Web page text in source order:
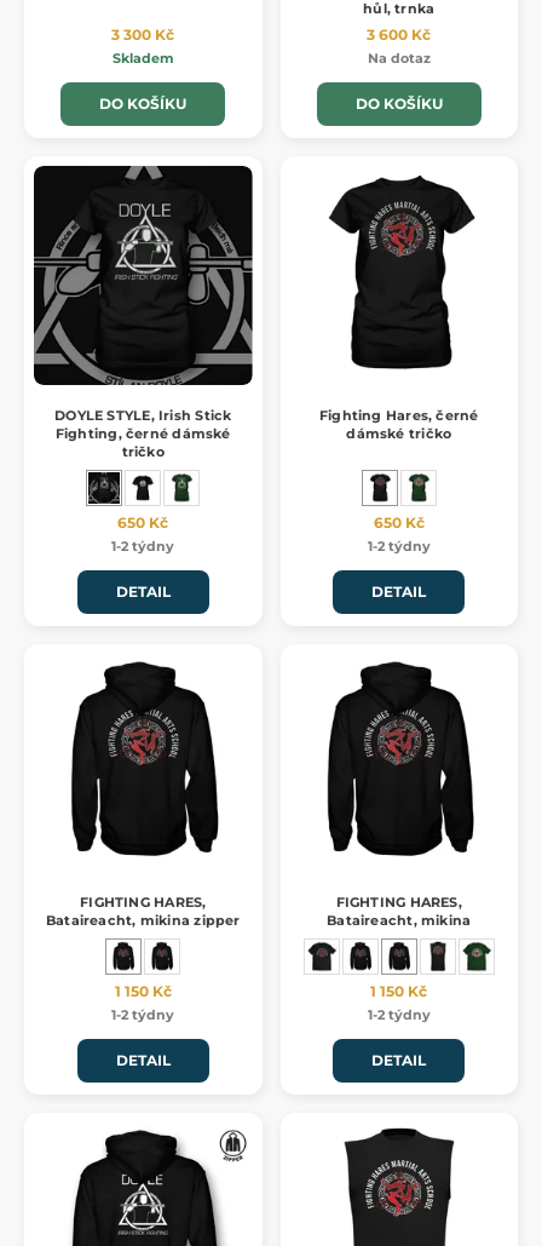
3 300 Kč
Skladem
DO KOŠÍKU
hůl, trnka
3 600 Kč
Na dotaz
DO KOŠÍKU
DOYLE STYLE, Irish Stick
Fighting, černé dámské
tričko
650 Kč
1-2 týdny
DETAIL
Fighting Hares, černé
dámské tričko
650 Kč
1-2 týdny
DETAIL
FIGHTING HARES,
Bataireacht, mikina zipper
1 150 Kč
1-2 týdny
DETAIL
FIGHTING HARES,
Bataireacht, mikina
1 150 Kč
1-2 týdny
DETAIL